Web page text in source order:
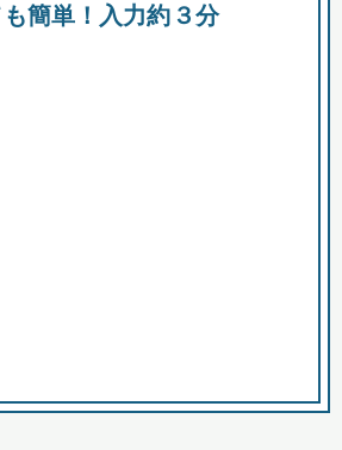
融資 出資
簡単！入力約３分